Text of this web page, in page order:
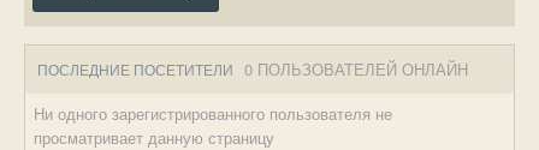
ПОСЛЕДНИЕ ПОСЕТИТЕЛИ 0 ПОЛЬЗОВАТЕЛЕЙ ОНЛАЙН
Ни одного зарегистрированного пользователя не
просматривает данную страницу